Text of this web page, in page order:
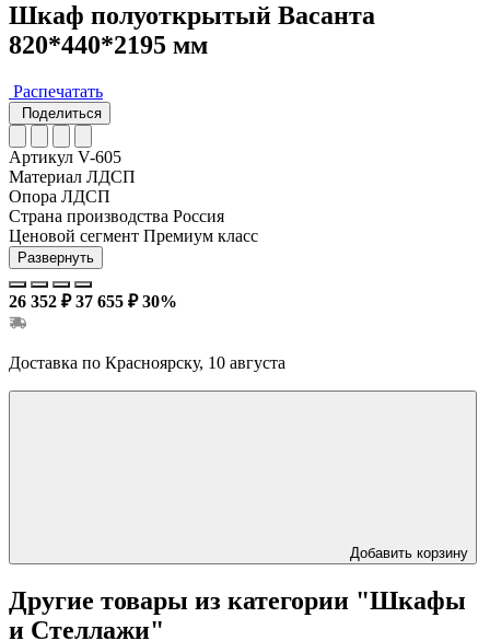
Шкаф полуоткрытый Васанта
820*440*2195 мм
Распечатать
Поделиться
Артикул V-605
Материал ЛДСП
Опора ЛДСП
Страна производства Россия
Ценовой сегмент Премиум класс
Развернуть
26 352 ₽ 37 655 ₽ 30%
Доставка по Красноярску, 10 августа
Добавить корзину
Другие товары из категории "Шкафы
и Стеллажи"